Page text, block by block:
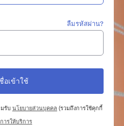
ลืมรหัสผ่าน?
รับนโยบายส่วนบุคคล (รวมถึงการใช้คุกกี้
ารให้บริการ